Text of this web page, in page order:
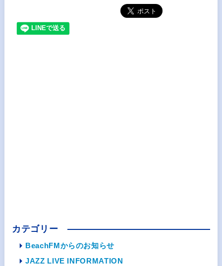
カテゴリー
BeachFMからのお知らせ
JAZZ LIVE INFORMATION